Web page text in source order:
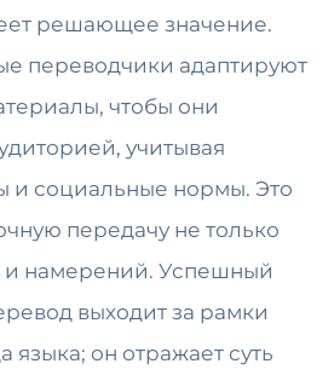
решающее значение.
переводчики адаптируют
чтобы они
учитывая
и социальные нормы. Это
передачу не только
и намерений. Успешный
выходит за рамки
языка; он отражает суть